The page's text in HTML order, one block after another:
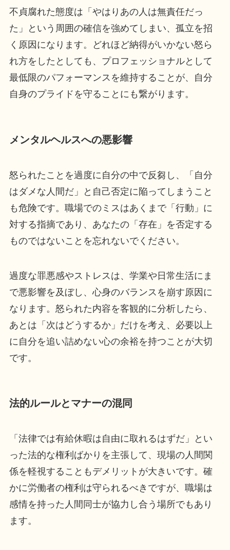
不貞腐れた態度は「やはりあの人は無責任だっ
た」という周囲の確信を強めてしまい、孤立を招
く原因になります。どれほど納得がいかない怒ら
れ方をしたとしても、プロフェッショナルとして
最低限のパフォーマンスを維持することが、自分
自身のプライドを守ることにも繋がります。
メンタルヘルスへの悪影響
怒られたことを過度に自分の中で反芻し、「自分
はダメな人間だ」と自己否定に陥ってしまうこと
も危険です。職場でのミスはあくまで「行動」に
対する指摘であり、あなたの「存在」を否定する
ものではないことを忘れないでください。
過度な罪悪感やストレスは、学業や日常生活にま
で悪影響を及ぼし、心身のバランスを崩す原因に
なります。怒られた内容を客観的に分析したら、
あとは「次はどうするか」だけを考え、必要以上
に自分を追い詰めない心の余裕を持つことが大切
です。
法的ルールとマナーの混同
「法律では有給休暇は自由に取れるはずだ」とい
った法的な権利ばかりを主張して、現場の人間関
係を軽視することもデメリットが大きいです。確
かに労働者の権利は守られるべきですが、職場は
感情を持った人間同士が協力し合う場所でもあり
ます。